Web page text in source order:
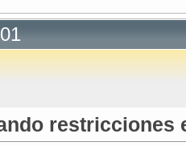
restricciones